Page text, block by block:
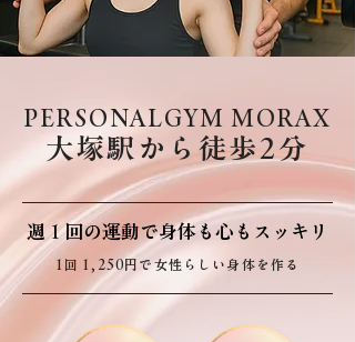
PERSONALGYM MORAX
大塚駅から徒歩2分
​週１回の運動で身体も心もスッキリ
1回 1,250円で女性らしい身体を作る